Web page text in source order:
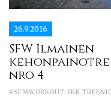
26.9.2016
SFW Ilmainen
nro 4
#SFMWORKOUT 3KK